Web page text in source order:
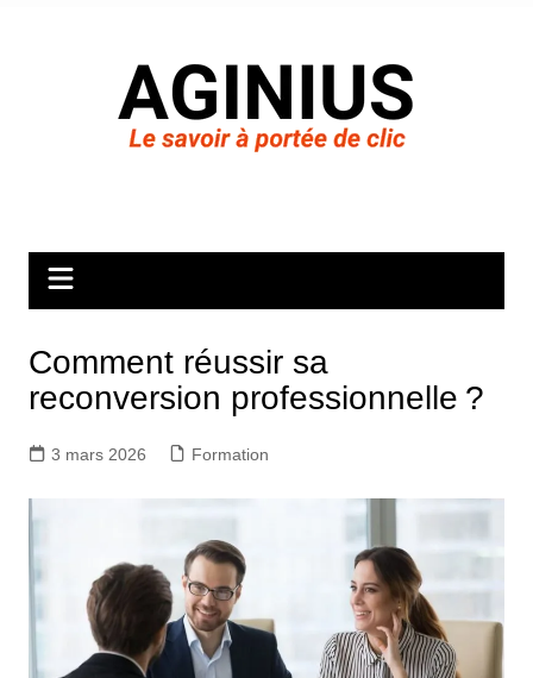
Comment réussir sa
reconversion professionnelle ?
3 mars 2026 Formation